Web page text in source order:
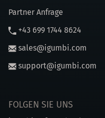
Partner Anfrage
+43 699 1744 8624
sales@igumbi.com
support@igumbi.com
FOLGEN SIE UNS